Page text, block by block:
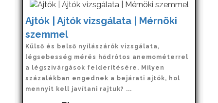
Ajtók | Ajtók vizsgálata | Mérnöki
szemmel
Külső és belső nyílászárók vizsgálata,
légsebesség mérés hődrótos anemométerrel
a légszivárgások felderítésére. Milyen
százalékban engednek a bejárati ajtók, hol
mennyit kell javítani rajtuk? ...